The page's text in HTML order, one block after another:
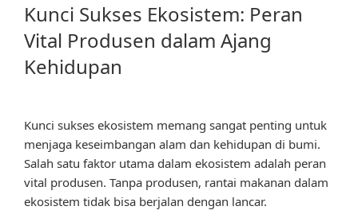
Kunci Sukses Ekosistem: Peran
Vital Produsen dalam Ajang
Kehidupan
Kunci sukses ekosistem memang sangat penting untuk
menjaga keseimbangan alam dan kehidupan di bumi.
Salah satu faktor utama dalam ekosistem adalah peran
vital produsen. Tanpa produsen, rantai makanan dalam
ekosistem tidak bisa berjalan dengan lancar.